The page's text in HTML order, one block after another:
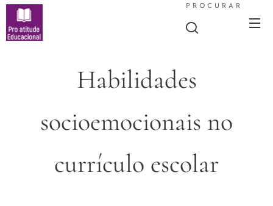
PROCURAR
Habilidades
socioemocionais no
currículo escolar